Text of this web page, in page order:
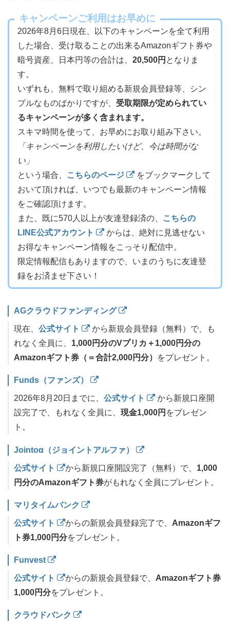
キャンペーンご利用はお早めに
2026年8月6日現在、以下のキャンペーンを全て利用
した場合、受け取ることの出来るAmazonギフト券や
暗号資産、日本円等の合計は、 20,500円 となりま
す。
いずれも、無料で取り組める新規会員登録等、シン
プルなものばかりですが、 受取期限が定められてい
るキャンペーンが多く含まれます。
スキマ時間を使って、お早めにお取り組み下さい。
「キャンペーンを利用したいけど、今は時間がな
い」
という場合、
こちらのページ
をブックマークして
おいて頂ければ、いつでも最新のキャンペーン情報
をご確認頂けます。
また、既に570人以上が友達登録済の、
こちらの
LINE公式アカウント
からは、絶対に見逃せない
お得なキャンペーン情報をこっそり配信中。
限定情報配信もありますので、いまのうちに友達登
録をお済ませ下さい！
AGクラウドファンディング
現在、 公式サイト
から新規会員登録（無料）で、も
れなく全員に、 1,000円分のVプリカ＋1,000円分の
Amazonギフト券（＝合計2,000円分）
をプレゼント。
Funds（ファンズ）
2026年8月20日までに、 公式サイト
から新規口座開
設完了で、もれなく全員に、 現金1,000円 をプレゼン
ト。
Jointoα（ジョイントアルファ）
公式サイト から新規口座開設完了（無料）で、 1,000
円分のAmazonギフト券がもれなく全員にプレゼント。
マリタイムバンク
公式サイト からの新規会員登録完了で、 Amazonギフ
ト券1,000円分をプレゼント。
Funvest
公式サイト からの新規会員登録で、 Amazonギフト券
1,000円分をプレゼント。
クラウドバンク